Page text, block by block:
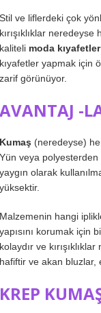
Stil ve liflerdeki çok
kırışıklıklar
kaliteli moda
kıyafetler yapmak için
zarif görünüyor.
AVANTAJ -
Kumaş (neredeyse)
Yün veya polyesterden
yaygın olarak
yüksektir.
Malzemenin hangi
yapısını korumak için
kolaydır ve
hafiftir ve akan bluzlar,
KREP